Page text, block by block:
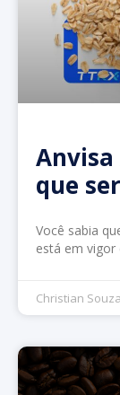
que
Você sabia
está em vigor
Christian Souza